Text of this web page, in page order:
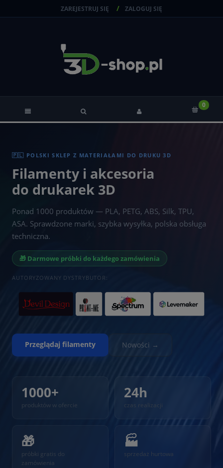
ZAREJESTRUJ SIĘ ZALOGUJ SIĘ
🇵🇱 POLSKI SKLEP Z MATERIAŁAMI DO DRUKU 3D
Filamenty i akcesoria
do drukarek 3D
Ponad 1000 produktów — PLA, PETG, ABS, Silk, TPU,
ASA. Sprawdzone marki, szybka wysyłka, polska obsługa
techniczna.
🎁 Darmowe próbki do każdego zamówienia
AUTORYZOWANY DYSTRYBUTOR:
Przeglądaj filamenty Nowości →
1000+
produktów w ofercie
24h
czas realizacji
🎁
próbki gratis do
zamówienia
🏭
sprzedaż hurtowa